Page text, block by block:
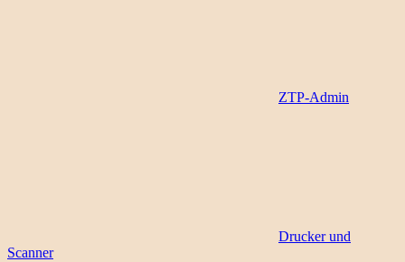
ZTP-Admin
Drucker und
Scanner